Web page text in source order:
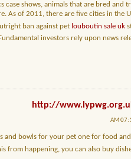
shows, animals that are bred and
of 2011, there are five cities in the
ban against pet louboutin sale uk
Fundamental investors rely upon news
and bowls for your pet one for food
from happening, you can also buy